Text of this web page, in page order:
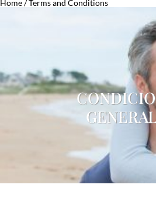
Home/Terms and Conditions